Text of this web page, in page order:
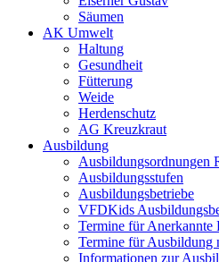
Säumen
AK Umwelt
Haltung
Gesundheit
Fütterung
Weide
Herdenschutz
AG Kreuzkraut
Ausbildung
Ausbildungsordnungen
Ausbildungsstufen
Ausbildungsbetriebe
VFDKids
Termine für Anerkannte
Termine für Ausbildung
Informationen zur